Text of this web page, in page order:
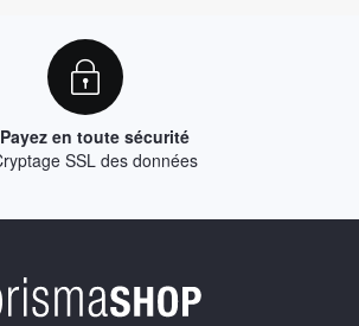
Payez en toute sécurité
SSL des données